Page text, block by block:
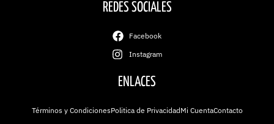
ENLACES
Términos y CondicionesPolitica de PrivacidadMi CuentaContacto
REDES SOCIALES
Facebook
Instagram